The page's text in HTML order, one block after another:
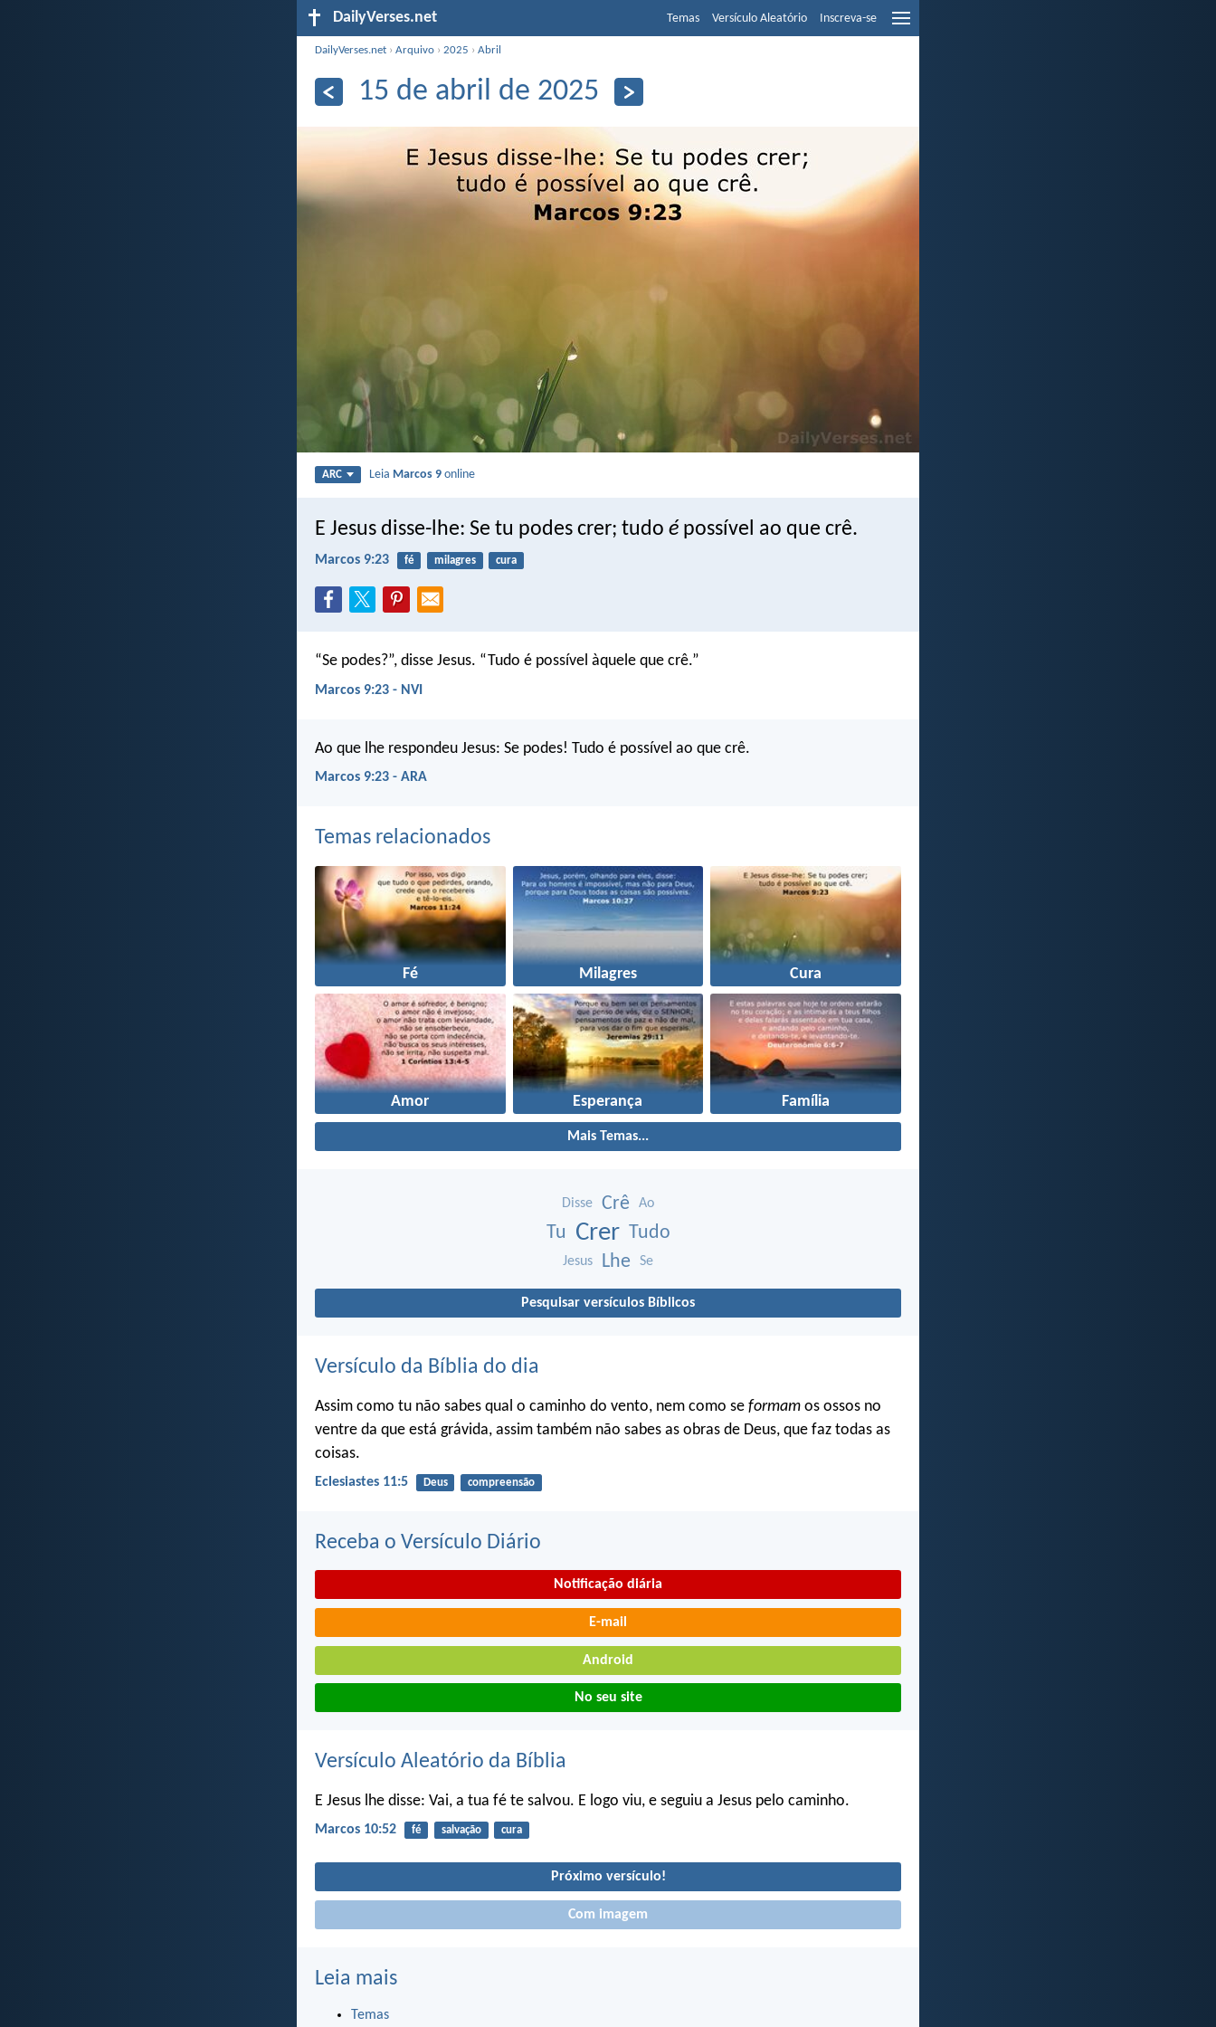
DailyVerses.net Temas Versículo Aleatório Inscreva-se
DailyVerses.net ›Arquivo ›2025 ›Abril
15 de abril de 2025
ARC Leia Marcos 9 online
E Jesus disse-lhe: Se tu podes crer; tudo é possível ao que crê.
Marcos 9:23 fé milagres cura
“Se podes?”, disse Jesus. “Tudo é possível àquele que crê.”
Marcos 9:23 - NVI
Ao que lhe respondeu Jesus: Se podes! Tudo é possível ao que crê.
Marcos 9:23 - ARA
Temas relacionados
Fé Milagres Cura
Amor Esperança Família
Mais Temas...
Disse Crê Ao
Tu Crer Tudo
Jesus Lhe Se
Pesquisar versículos Bíblicos
Versículo da Bíblia do dia
Assim como tu não sabes qual o caminho do vento, nem como se formam os ossos no
ventre da que está grávida, assim também não sabes as obras de Deus, que faz todas as
coisas.
Eclesiastes 11:5 Deus compreensão
Receba o Versículo Diário
Notificação diária
E-mail
Android
No seu site
Versículo Aleatório da Bíblia
E Jesus lhe disse: Vai, a tua fé te salvou. E logo viu, e seguiu a Jesus pelo caminho.
Marcos 10:52 fé salvação cura
Próximo versículo!
Com imagem
Leia mais
Temas